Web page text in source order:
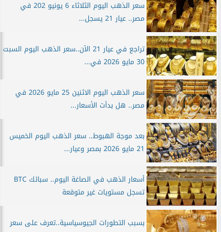
سعر الذهب اليوم الثلاثاء 6 يونيو 202 في
مصر.. عيار 21 يسجل...
تراجع في عيار 21 الآن..سعر الذهب اليوم السبت
30 مايو 2026 في...
سعر الذهب اليوم الاثنين 25 مايو 2026 في
مصر.. هل بدأت الأسعار...
بعد موجة الهبوط.. سعر الذهب اليوم الخميس
21 مايو 2026 بمصر وعيار...
أسعار الذهب في الصاغة اليوم.. سبائك BTC
تسجل مستويات غير متوقعة
بسبب التطورات الجيوسياسية..تعرف على سعر